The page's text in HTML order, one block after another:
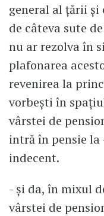
general al țării și
de câteva sute
nu ar rezolva în
plafonarea
revenirea la
vorbești în
vârstei de
intră în pensie la
indecent.
- și da, în mixul
vârstei de